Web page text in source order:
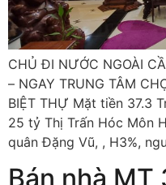
CHỦ ĐI NƯỚC NGOÀI
– NGAY TRUNG TÂM
BIỆT THỰ Mặt tiền 37.3
25 tỷ Thị Trấn Hóc Môn
quân Đặng Vũ, , H3%,
Bán nhà